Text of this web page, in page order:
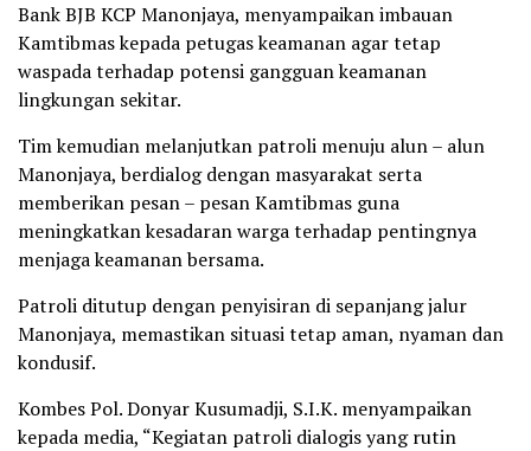
Bank BJB KCP Manonjaya, menyampaikan imbauan
Kamtibmas kepada petugas keamanan agar tetap
waspada terhadap potensi gangguan keamanan
lingkungan sekitar.
Tim kemudian melanjutkan patroli menuju alun – alun
Manonjaya, berdialog dengan masyarakat serta
memberikan pesan – pesan Kamtibmas guna
meningkatkan kesadaran warga terhadap pentingnya
menjaga keamanan bersama.
Patroli ditutup dengan penyisiran di sepanjang jalur
Manonjaya, memastikan situasi tetap aman, nyaman dan
kondusif.
Kombes Pol. Donyar Kusumadji, S.I.K. menyampaikan
kepada media, “Kegiatan patroli dialogis yang rutin